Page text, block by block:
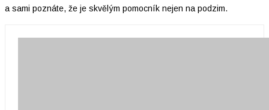
a sami poznáte, že je skvělým pomocník nejen na podzim.